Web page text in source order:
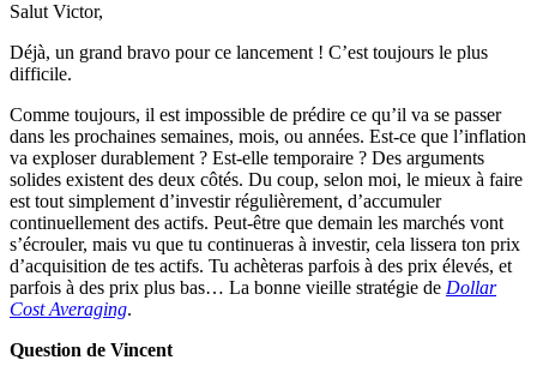
Salut Victor,
Déjà, un grand bravo pour ce lancement ! C’est toujours le plus
difficile.
Comme toujours, il est impossible de prédire ce qu’il va se passer
dans les prochaines semaines, mois, ou années. Est-ce que l’inflation
va exploser durablement ? Est-elle temporaire ? Des arguments
solides existent des deux côtés. Du coup, selon moi, le mieux à faire
est tout simplement d’investir régulièrement, d’accumuler
continuellement des actifs. Peut-être que demain les marchés vont
s’écrouler, mais vu que tu continueras à investir, cela lissera ton prix
d’acquisition de tes actifs. Tu achèteras parfois à des prix élevés, et
parfois à des prix plus bas… La bonne vieille stratégie de Dollar
Cost Averaging.
Question de Vincent